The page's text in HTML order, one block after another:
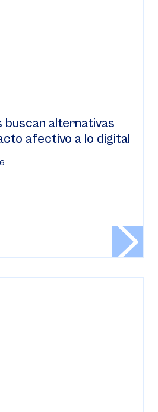
buscan alternativas
afectivo a lo digital